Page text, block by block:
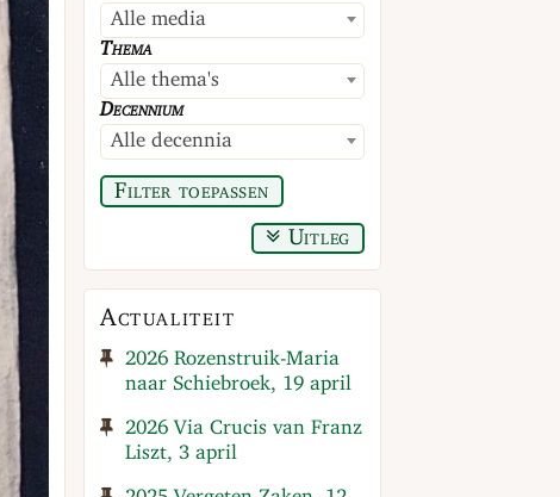
Alle media
Thema
Alle thema's
Decennium
Alle decennia
Filter toepassen
Uitleg
Actualiteit
2026 Rozenstruik-Maria
naar Schiebroek, 19 april
2026 Via Crucis van Franz
Liszt, 3 april